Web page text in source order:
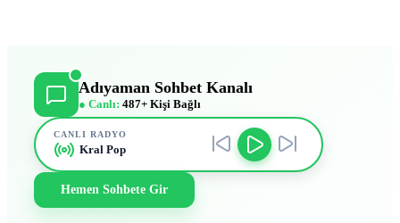
Adıyaman Sohbet Kanalı
● Canlı: 487+ Kişi Bağlı
CANLI RADYO
Kral Pop
Hemen Sohbete Gir